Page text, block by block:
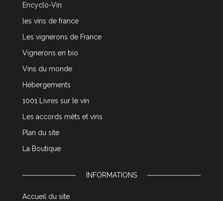
Encyclo-Vin
les vins de france
Les vignerons de France
Vignerons en bio
Vins du monde
Hébergements
1001 Livres sur le vin
Les accords mêts et vins
Plan du site
La Boutique
INFORMATIONS
Accueil du site